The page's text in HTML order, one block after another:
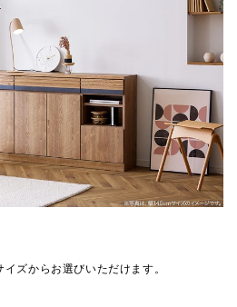
ズからお選びいただけます。